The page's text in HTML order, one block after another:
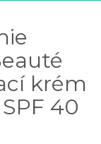
krém
40